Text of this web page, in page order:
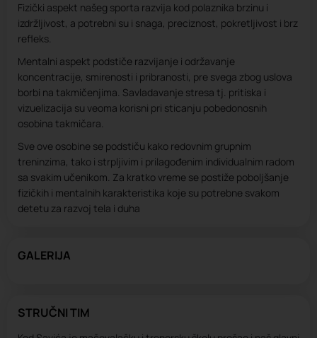
Fizički aspekt našeg sporta razvija kod polaznika brzinu i
izdržljivost, a potrebni su i snaga, preciznost, pokretljivost i brz
refleks.
Mentalni aspekt podstiče razvijanje i održavanje
koncentracije, smirenosti i pribranosti, pre svega zbog uslova
borbi na takmičenjima. Savladavanje stresa tj. pritiska i
vizuelizacija su veoma korisni pri sticanju pobedonosnih
osobina takmičara.
Sve ove osobine se podstiču kako redovnim grupnim
treninzima, tako i strpljivim i prilagođenim individualnim radom
sa svakim učenikom. Za kratko vreme se postiže poboljšanje
fizičkih i mentalnih karakteristika koje su potrebne svakom
detetu za razvoj tela i duha
GALERIJA
STRUČNI TIM